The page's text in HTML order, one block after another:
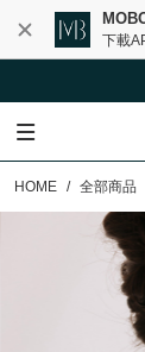
下載
全館滿
HOME 全部商品